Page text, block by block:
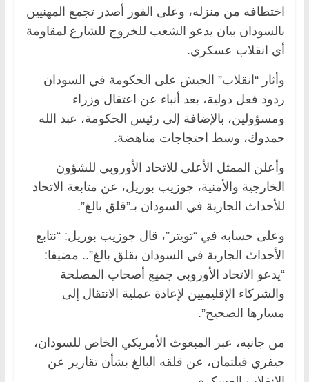
اختطافه من منزله، وعلى الفور أصدر تجمع المهنيين
بالسودان بيان يدعو الشعب للخروج للشارع لمقاومة
أي انقلاب عسكري.
وأثار “انقلاب” الجيش على الحكومة في السودان
ردود فعل دولية، بعد أنباء عن اعتقال وزراء
ومسؤولين، بالإضافة إلى رئيس الحكومة، عبد الله
حمدوك، وسط احتجاجات مناهضة.
وأعلن الممثل الأعلى للاتحاد الأوروبي للشؤون
الخارجية والأمنية، جوزيب بوريل، عن متابعة الاتحاد
للأحداث الجارية في السودان بـ”قلق بالغ”.
وعلى حسابه في “تويتر”، قال جوزيب بوريل: “نتابع
الأحداث الجارية في السودان بقلق بالغ”.. مضيفا:
“يدعو الاتحاد الأوروبي جميع أصحاب المصلحة
والشركاء الإقليميين لإعادة عملية الانتقال إلى
مسارها الصحيح”.
من جانبه، عبر المبعوث الأمريكي الخاص للسودان،
جيفري فيلتمان، عن قلقه البالغ بشأن تقارير عن